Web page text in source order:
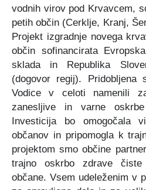
vodnih virov pod Krvavcem,
petih občin (Cerklje, Kranj,
Projekt izgradnje novega
občin sofinancirata
sklada in Republika
(dogovor regij). Pridobljena
Vodice v celoti namenili
zanesljive in varne
Investicija bo omogočala
občanov in pripomogla k
projektom smo občine
trajno oskrbo zdrave
občane. Vsem udeleženim v